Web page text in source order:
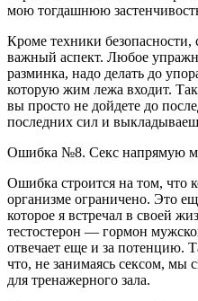
мою тогдашнюю
Кроме техники
важный аспект. Любое
разминка, надо делать до
которую жим лежа входит.
вы просто не дойдете до
последних сил и
Ошибка №8. Секс напрямую
Ошибка строится на том, что
организме ограничено. Это
которое я встречал в своей
тестостерон — гормон
отвечает еще и за потенцию.
что, не занимаясь сексом, мы
для тренажерного зала.